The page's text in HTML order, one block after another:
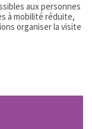
aux personnes
à mobilité réduite,
organiser la visite